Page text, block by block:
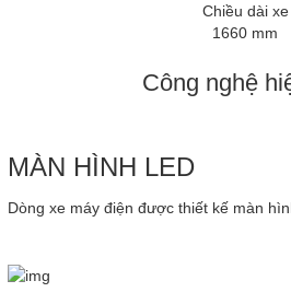
Chiều dài xe
1660 mm
Công nghệ
MÀN HÌNH LED
Dòng xe máy điện được thiết kế màn